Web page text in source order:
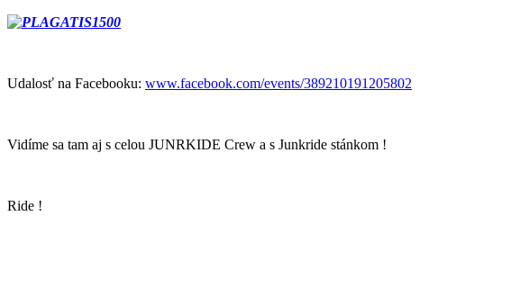
Udalosť na Facebooku: www.facebook.com/events/389210191205802
Vidíme sa tam aj s celou JUNRKIDE Crew a s Junkride stánkom !
Ride !